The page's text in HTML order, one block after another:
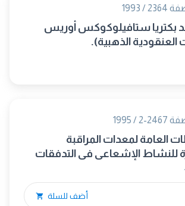
/ 1993
بكتريا ستافيلوكوكس أوريس
العنقودية الذهبية).
/ 1995
العامة لمعدات المراقبة
للنشاط الإشعاعى فى التدفقات
الثانى : فى تصميم مرقاب
أضف للسلة